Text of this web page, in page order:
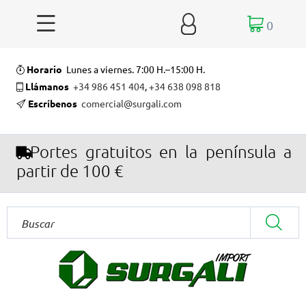
  0
Horario Lunes a viernes. 7:00 H.–15:00 H.
Llámanos +34 986 451 404,+34 638 098 818
Escríbenos comercial@surgali.com
Portes gratuitos en la península a
partir de 100 €